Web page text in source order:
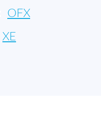
OFX
XE